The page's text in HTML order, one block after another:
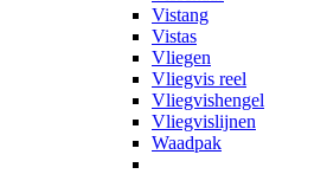
Vistang
Vistas
Vliegen
Vliegvis reel
Vliegvishengel
Vliegvislijnen
Waadpak